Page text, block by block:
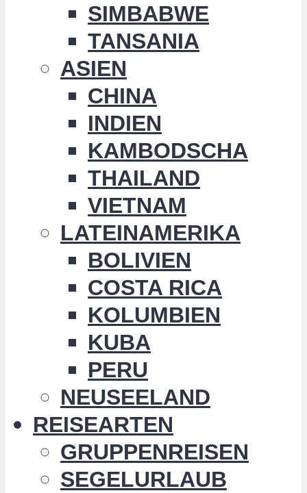
SIMBABWE
TANSANIA
ASIEN
CHINA
INDIEN
KAMBODSCHA
THAILAND
VIETNAM
LATEINAMERIKA
BOLIVIEN
COSTA RICA
KOLUMBIEN
KUBA
PERU
NEUSEELAND
REISEARTEN
GRUPPENREISEN
SEGELURLAUB